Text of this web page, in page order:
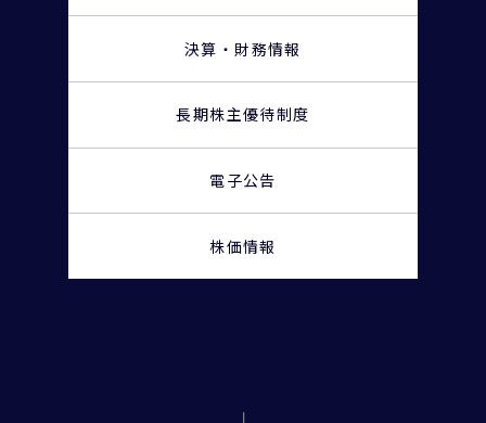
決算・財務情報
長期株主優待制度
電子公告
株価情報